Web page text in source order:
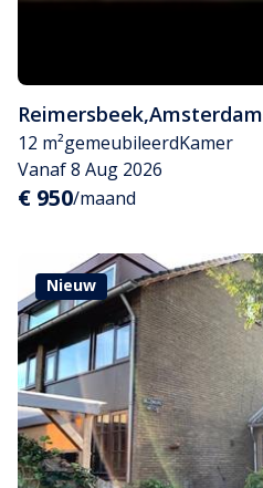
Reimersbeek,Amsterdam
12 m²gemeubileerdKamer
Vanaf 8 Aug 2026
€ 950/maand
Nieuw